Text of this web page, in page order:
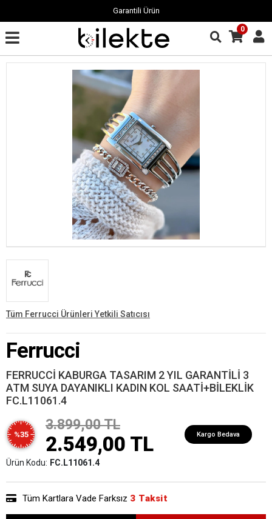
Garantili Ürün
0
Tüm Ferrucci Ürünleri Yetkili Satıcısı
Ferrucci
FERRUCCİ KABURGA TASARIM 2 YIL GARANTİLİ 3
ATM SUYA DAYANIKLI KADIN KOL SAATİ+BİLEKLİK
FC.L11061.4
%35
3.899,00 TL
2.549,00 TL Kargo Bedava
Ürün Kodu: FC.L11061.4
Tüm Kartlara Vade Farksız 3 Taksit